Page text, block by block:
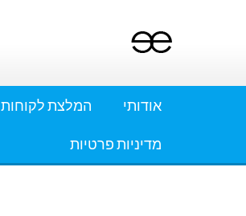
אודותי המלצת לקוחות
מדיניות פרטיות